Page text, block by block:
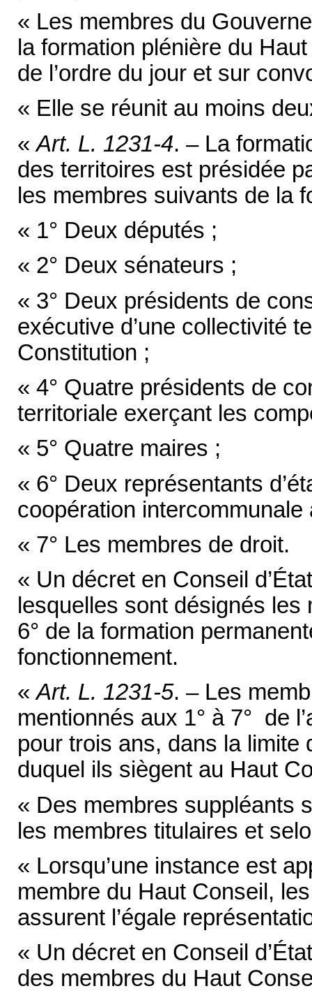
« Les membres du
la formation plénière du
de l’ordre du jour et sur
« Elle se réunit au moins
«Art. L. 1231-4. – La
des territoires est présidée
les membres suivants de la
« 1° Deux députés ;
« 2° Deux sénateurs ;
« 3° Deux présidents de
exécutive d’une collectivité
Constitution ;
« 4° Quatre présidents de
territoriale exerçant les
« 5° Quatre maires ;
« 6° Deux représentants
coopération
« 7° Les membres de droit.
« Un décret en Conseil
lesquelles sont désignés
6° de la formation
fonctionnement.
«Art. L. 1231-5. – Les
mentionnés aux 1° à 7° de
pour trois ans, dans la limite
duquel ils siègent au Haut
« Des membres suppléants
les membres titulaires et
« Lorsqu’une instance est
membre du Haut Conseil,
assurent l’égale
« Un décret en Conseil
des membres du Haut